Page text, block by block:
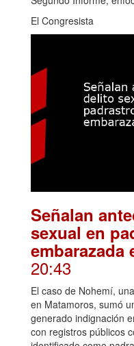
El Congresista
Señalan
sexual en
embarazada
20:43
El caso de Nohemí,
en Matamoros, sumó
generado indignación
con registros públicos